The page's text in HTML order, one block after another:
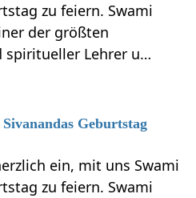
zu feiern. Swami
der größten
spiritueller Lehrer u…
Sivanandas Geburtstag
ein, mit uns Swami
zu feiern. Swami